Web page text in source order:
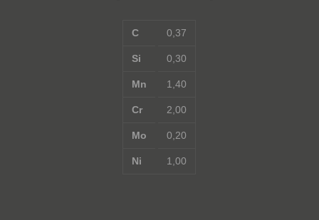
C
Si
Mn
Cr
Mo
Ni
0,37
0,30
1,40
2,00
0,20
1,00